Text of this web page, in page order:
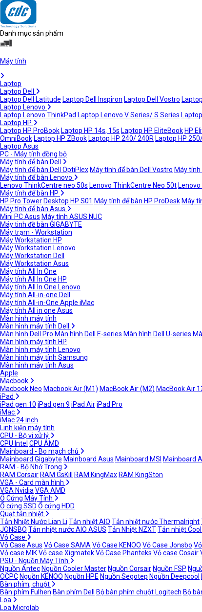
Danh mục sản phẩm
Máy tính
Laptop
Laptop Dell
Laptop Dell Latitude Laptop Dell Inspiron Laptop Dell Vostro
Laptop Lenovo
Laptop Lenovo ThinkPad Laptop Lenovo V Series/ S Series
Laptop HP
Laptop HP ProBook Laptop HP 14s, 15s Laptop HP EliteBook HP
OmniBook Laptop HP ZBook Laptop HP 240/ 240R Laptop HP
Laptop Asus
PC - Máy tính đồng bộ
Máy tính để bàn Dell
Máy tính để bàn Dell OptiPlex Máy tính để bàn Dell Vostro Máy tính
Máy tính để bàn Lenovo
Lenovo ThinkCentre neo 50s Lenovo ThinkCentre Neo 50t
Máy tính để bàn HP
HP Pro Tower Desktop HP S01 Máy tính để bàn HP ProDesk Máy
Máy tính để bàn Asus
Mini PC Asus Máy tính ASUS NUC
Máy tinh đề bàn GIGABYTE
Máy trạm - Workstation
Máy Workstation HP
Máy Workstation Lenovo
Máy Workstation Dell
Máy Workstation Asus
Máy tính All In One
Máy tính All In One HP
Máy tính All In One Lenovo
Máy tính All-in-one Dell
Máy tính All-in-One Apple iMac
Máy tính All in one Asus
Màn hình máy tính
Màn hình máy tính Dell
Màn hình Dell Pro Màn hình Dell E-series Màn hình Dell U-series
Màn hình máy tính HP
Màn hình máy tính Lenovo
Màn hình máy tính Samsung
Màn hình máy tính Asus
Apple
Macbook
Macbook Neo Macbook Air (M1) MacBook Air (M2) MacBook Air
iPad
iPad gen 10 iPad gen 9 iPad AiriPad Pro
iMac
iMac 24 inch
Linh kiện máy tính
CPU - Bộ vi xử lý
CPU Intel CPU AMD
Mainboard - Bo mạch chủ
Mainboard Gigabyte Mainboard Asus Mainboard MSI Mainboard
RAM - Bộ Nhớ Trong
RAM Corsair RAM GsKill RAM KingMax RAM KingSton
VGA - Card màn hình
VGA Nvidia VGA AMD
Ổ Cứng Máy Tính
Ổ cứng SSD Ổ cứng HDD
Quạt tản nhiệt
Tản Nhiệt Nước Lian Li Tản nhiệt AIO Tản nhiệt nước Thermalright
JONSBO Tản nhiệt nước AIO ASUS Tản Nhiệt NZXTTản nhiệt
Vỏ Case
Vỏ Case Asus Vỏ Case SAMA Vỏ Case KENOO Vỏ Case Jonsbo
Vỏ case MIKVỏ case XigmatekVỏ Case Phanteks Vỏ case Cosair
PSU - Nguồn Máy Tính
Nguồn Antec Nguồn Cooler Master Nguồn Corsair Nguồn FSP
OCPC Nguồn KENOO Nguồn HPE Nguồn Segotep Nguồn Deepcool
Bàn phím, chuột
Bàn phím Fulhen Bàn phím Dell Bộ bàn phím chuột Logitech Bộ
Loa
Loa Microlab